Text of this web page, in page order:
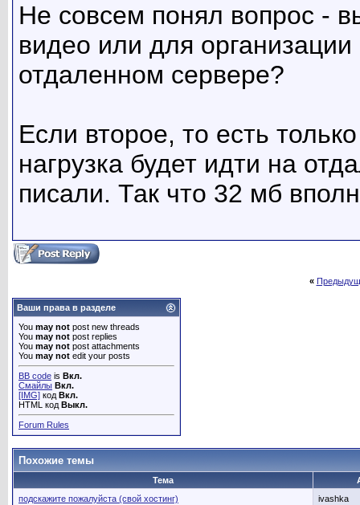
Не совсем понял вопрос -
видео или для
отдаленном сервере?
Если второе, то есть
нагрузка будет идти на
писали. Так что 32 мб
«
Ваши права в разделе
You may not post new threads
You may not post replies
You may not post attachments
You may not edit your posts
BB code is Вкл.
Смайлы Вкл.
[IMG] код Вкл.
HTML код Выкл.
Forum Rules
Похожие темы
Тема
подскажите пожалуйста (свой хостинг)
ivashka